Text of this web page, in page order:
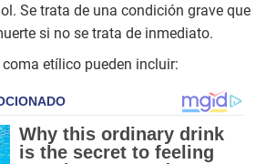
Se trata de una condición grave que
si no se trata de inmediato.
etílico pueden incluir: